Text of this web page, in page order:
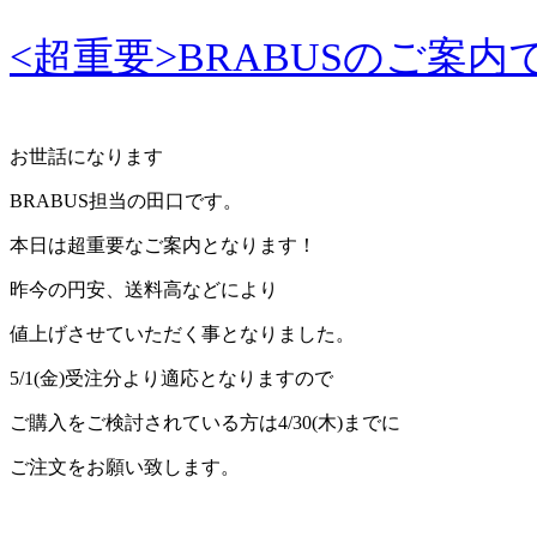
<超重要>BRABUSのご案内
お世話になります
BRABUS担当の田口です。
本日は超重要なご案内となります！
昨今の円安、送料高などにより
値上げさせていただく事となりました。
5/1(金)受注分より適応となりますので
ご購入をご検討されている方は4/30(木)までに
ご注文をお願い致します。